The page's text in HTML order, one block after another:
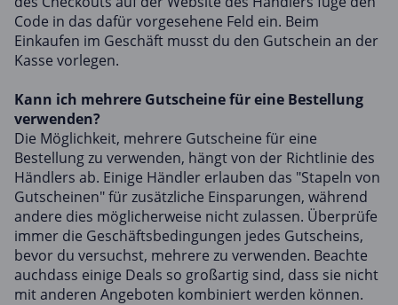
Code in das dafür vorgesehene Feld ein. Beim
Einkaufen im Geschäft musst du den Gutschein an der
Kasse vorlegen.
Kann ich mehrere Gutscheine für eine Bestellung
verwenden?
Die Möglichkeit, mehrere Gutscheine für eine
Bestellung zu verwenden, hängt von der Richtlinie des
Händlers ab. Einige Händler erlauben das "Stapeln von
Gutscheinen" für zusätzliche Einsparungen, während
andere dies möglicherweise nicht zulassen. Überprüfe
immer die Geschäftsbedingungen jedes Gutscheins,
bevor du versuchst, mehrere zu verwenden. Beachte
auchdass einige Deals so großartig sind, dass sie nicht
mit anderen Angeboten kombiniert werden können.